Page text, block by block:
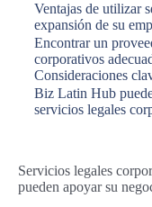
Ventajas de utilizar
expansión de su
Encontrar un
corporativos
Consideraciones
Biz Latin Hub
servicios legales
Servicios legales
pueden apoyar su